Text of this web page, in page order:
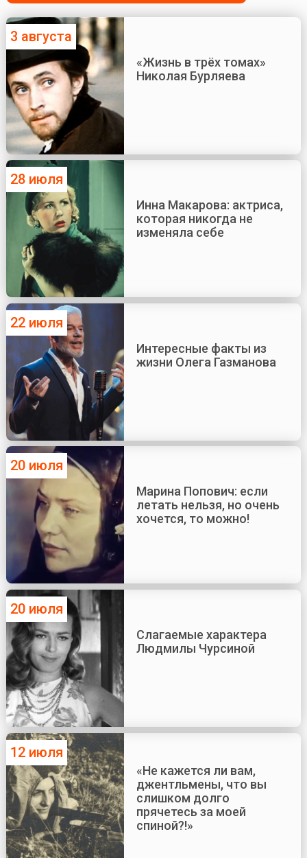
3 августа
«Жизнь в трёх томах»
Николая Бурляева
28 июля
Инна Макарова: актриса,
которая никогда не
изменяла себе
22 июля
Интересные факты из
жизни Олега Газманова
20 июля
Марина Попович: если
летать нельзя, но очень
хочется, то можно!
20 июля
Слагаемые характера
Людмилы Чурсиной
12 июля
«Не кажется ли вам,
джентльмены, что вы
слишком долго
прячетесь за моей
спиной?!»